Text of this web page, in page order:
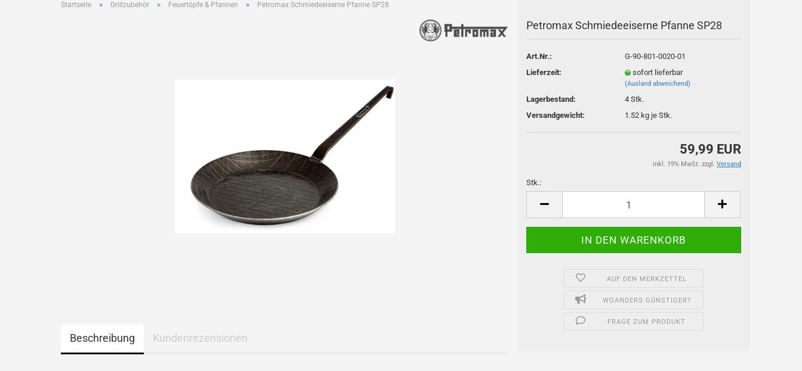
Grillwerkzeug und Grillbesteck
Feuertöpfe / Dutch oven
Pfannen
Kühlboxen
Kessel - Kannen
Feuerstellen
Licht
Startseite » Grillzubehör » Feuertöpfe & Pfannen » Petromax Schmiedeeiserne Pfanne SP28
Petromax Schmiedeeiserne Pfanne SP28
Art.Nr.:
G-90-801-0020-01
Lieferzeit:
sofort lieferbar
(Ausland abweichend)
Lagerbestand: 4 Stk.
Versandgewicht:
1.52 kg je Stk.
59,99 EUR
inkl. 19% MwSt. zzgl. Versand
Stk.:
AUF DEN MERKZETTEL
WOANDERS GÜNSTIGER?
FRAGE ZUM PRODUKT
Beschreibung Kundenrezensionen